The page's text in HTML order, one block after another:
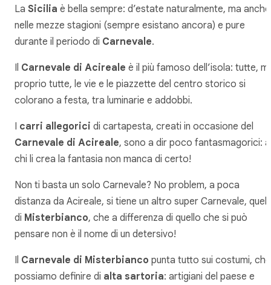
La Sicilia è bella sempre: d’estate naturalmente, ma anche
nelle mezze stagioni (sempre esistano ancora) e pure
durante il periodo di Carnevale.
Il Carnevale di Acireale è il più famoso dell’isola: tutte,
proprio tutte, le vie e le piazzette del centro storico si
colorano a festa, tra luminarie e addobbi.
I carri allegorici di cartapesta, creati in occasione del
Carnevale di Acireale, sono a dir poco fantasmagorici: a
chi li crea la fantasia non manca di certo!
Non ti basta un solo Carnevale? No problem, a poca
distanza da Acireale, si tiene un altro super Carnevale,
di Misterbianco, che a differenza di quello che si può
pensare non è il nome di un detersivo!
Il Carnevale di Misterbianco punta tutto sui costumi, che
possiamo definire di alta sartoria: artigiani del paese e